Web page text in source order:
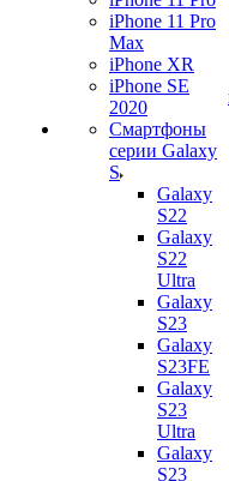
iPhone 11 Pro
Max
iPhone XR
iPhone SE
2020
Смартфоны
серии Galaxy
S
Galaxy
S22
Galaxy
S22
Ultra
Galaxy
S23
Galaxy
S23FE
Galaxy
S23
Ultra
Galaxy
S23